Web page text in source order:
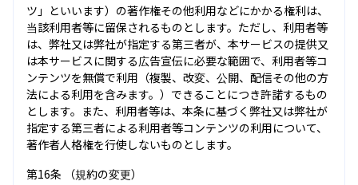
ツ」といいます）の著作権その他利用などにかかる権利は、
当該利用者等に留保されるものとします。ただし、利用者等
は、弊社又は弊社が指定する第三者が、本サービスの提供又
は本サービスに関する広告宣伝に必要な範囲で、利用者等コ
ンテンツを無償で利用（複製、改変、公開、配信その他の方
法による利用を含みます。）できることにつき許諾するもの
とします。また、利用者等は、本条に基づく弊社又は弊社が
指定する第三者による利用者等コンテンツの利用について、
著作者人格権を行使しないものとします。
第16条 （規約の変更）